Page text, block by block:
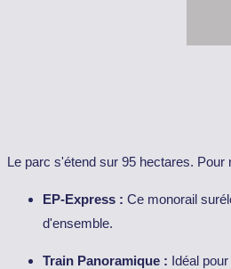
Le parc s'étend sur 95 hectares.
EP-Express : Ce monorail
d'ensemble.
Train Panoramique : Idéal